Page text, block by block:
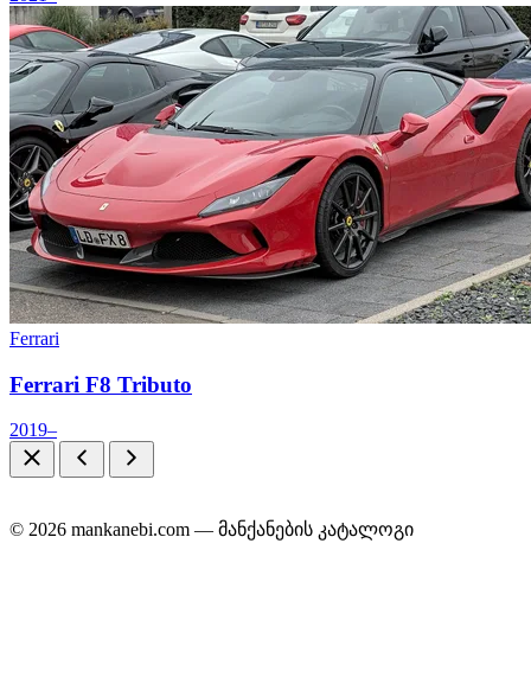
Ferrari
Ferrari F8 Tributo
2019–
© 2026 mankanebi.com — მანქანების კატალოგი